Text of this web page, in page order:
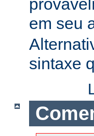
em seu
sintaxe